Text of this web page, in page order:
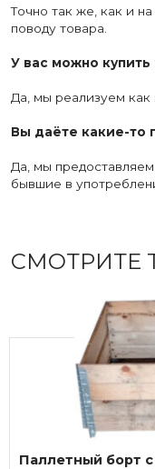
Точно так же, как и
поводу товара.
У вас можно
Да, мы реализуем как
Вы даёте какие-то
Да, мы предоставляем
бывшие в
СМОТРИТЕ
Паллетный борт